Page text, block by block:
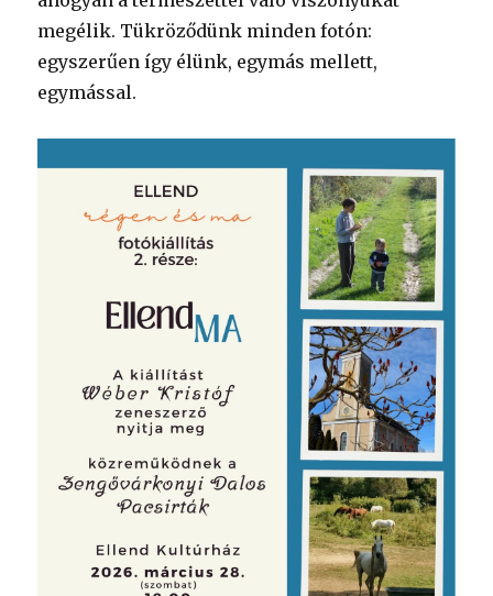
megélik. Tükröződünk minden fotón:
egyszerűen így élünk, egymás mellett,
egymással.